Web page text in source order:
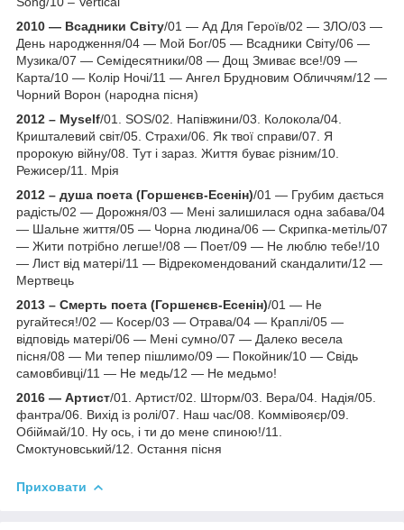
2010 — Всадники Світу/01 — Ад Для Героїв/02 — ЗЛО/03 —
День народження/04 — Мой Бог/05 — Всадники Світу/06 —
Музика/07 — Семідесятники/08 — Дощ Змиває все!/09 —
Карта/10 — Колір Ночі/11 — Ангел Брудновим Обличчям/12 —
Чорний Ворон (народна пісня)
2012 – Myself/01. SOS/02. Напівжини/03. Колокола/04.
Кришталевий світ/05. Страхи/06. Як твої справи/07. Я
пророкую війну/08. Тут і зараз. Життя буває різним/10.
Режисер/11. Мрія
2012 – душа поета (Горшенєв-Есенін)/01 — Грубим дається
радість/02 — Дорожня/03 — Мені залишилася одна забава/04
— Шальне життя/05 — Чорна людина/06 — Скрипка-метіль/07
— Жити потрібно легше!/08 — Поет/09 — Не люблю тебе!/10
— Лист від матері/11 — Відрекомендований скандалити/12 —
Мертвець
2013 – Смерть поета (Горшенєв-Есенін)/01 — Не
ругайтеся!/02 — Косер/03 — Отрава/04 — Краплі/05 —
відповідь матері/06 — Мені сумно/07 — Далеко весела
пісня/08 — Ми тепер пішлимо/09 — Покойник/10 — Свідь
самовбивці/11 — Не медь/12 — Не медьмо!
2016 — Артист/01. Артист/02. Шторм/03. Вера/04. Надія/05.
фантра/06. Вихід із ролі/07. Наш час/08. Коммівояєр/09.
Обіймай/10. Ну ось, і ти до мене спиною!/11.
Смоктуновський/12. Остання пісня
Приховати